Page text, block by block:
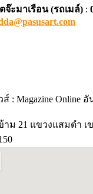
จ๊ะมาเรือน (รถเมล์) :
: Magazine Online
าม 21 แขวงแสมดำ เ